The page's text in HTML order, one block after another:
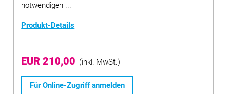
notwendigen ...
Produkt-Details
EUR 210,00 (inkl. MwSt.)
Für Online-Zugriff anmelden